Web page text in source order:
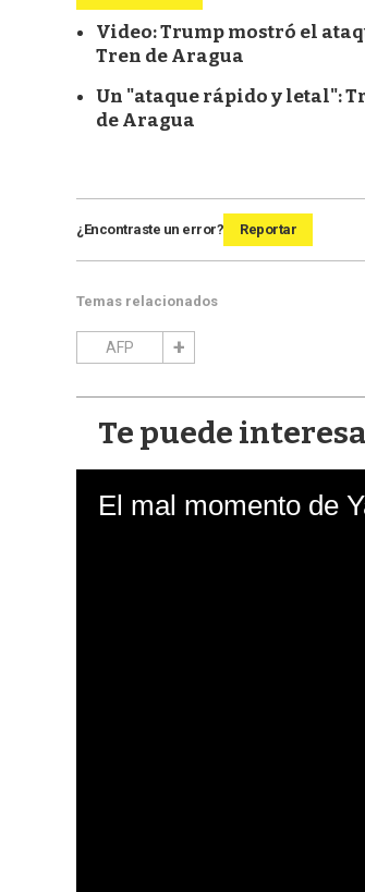
Video: Trump mostró el
Tren de Aragua
Un "ataque rápido y letal":
de Aragua
¿Encontraste un error? Reportar
Temas relacionados
AFP
Te puede